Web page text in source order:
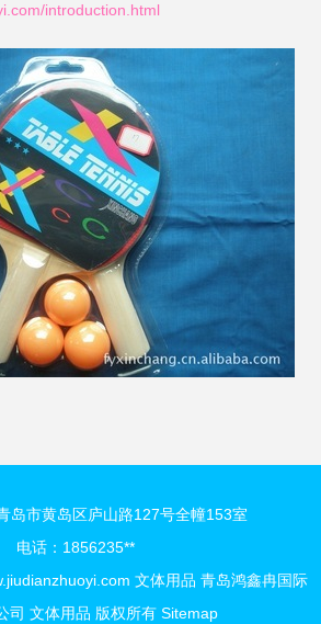
introduction.html
岛市黄岛区庐山路127号全幢153室
电话：1856235**
文体用品 青岛鸿鑫冉国际
司 文体用品 版权所有 Sitemap